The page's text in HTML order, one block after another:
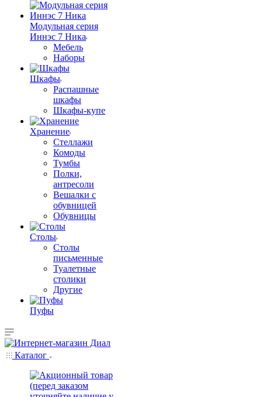
Модульная серия
Иннэс 7 Ника
Мебель
Наборы
Шкафы
Распашные
шкафы
Шкафы-купе
Хранение
Стеллажи
Комоды
Тумбы
Полки,
антресоли
Вешалки с
обувницей
Обувницы
Столы
Столы
письменные
Туалетные
столики
Другие
Пуфы
Каталог